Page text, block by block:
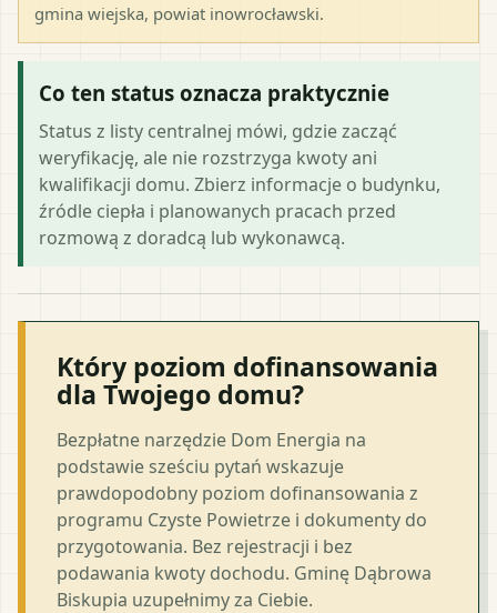
gmina wiejska, powiat inowrocławski.
Co ten status oznacza praktycznie
Status z listy centralnej mówi, gdzie zacząć
weryfikację, ale nie rozstrzyga kwoty ani
kwalifikacji domu. Zbierz informacje o budynku,
źródle ciepła i planowanych pracach przed
rozmową z doradcą lub wykonawcą.
Który poziom dofinansowania
dla Twojego domu?
Bezpłatne narzędzie Dom Energia na
podstawie sześciu pytań wskazuje
prawdopodobny poziom dofinansowania z
programu Czyste Powietrze i dokumenty do
przygotowania. Bez rejestracji i bez
podawania kwoty dochodu. Gminę Dąbrowa
Biskupia uzupełnimy za Ciebie.